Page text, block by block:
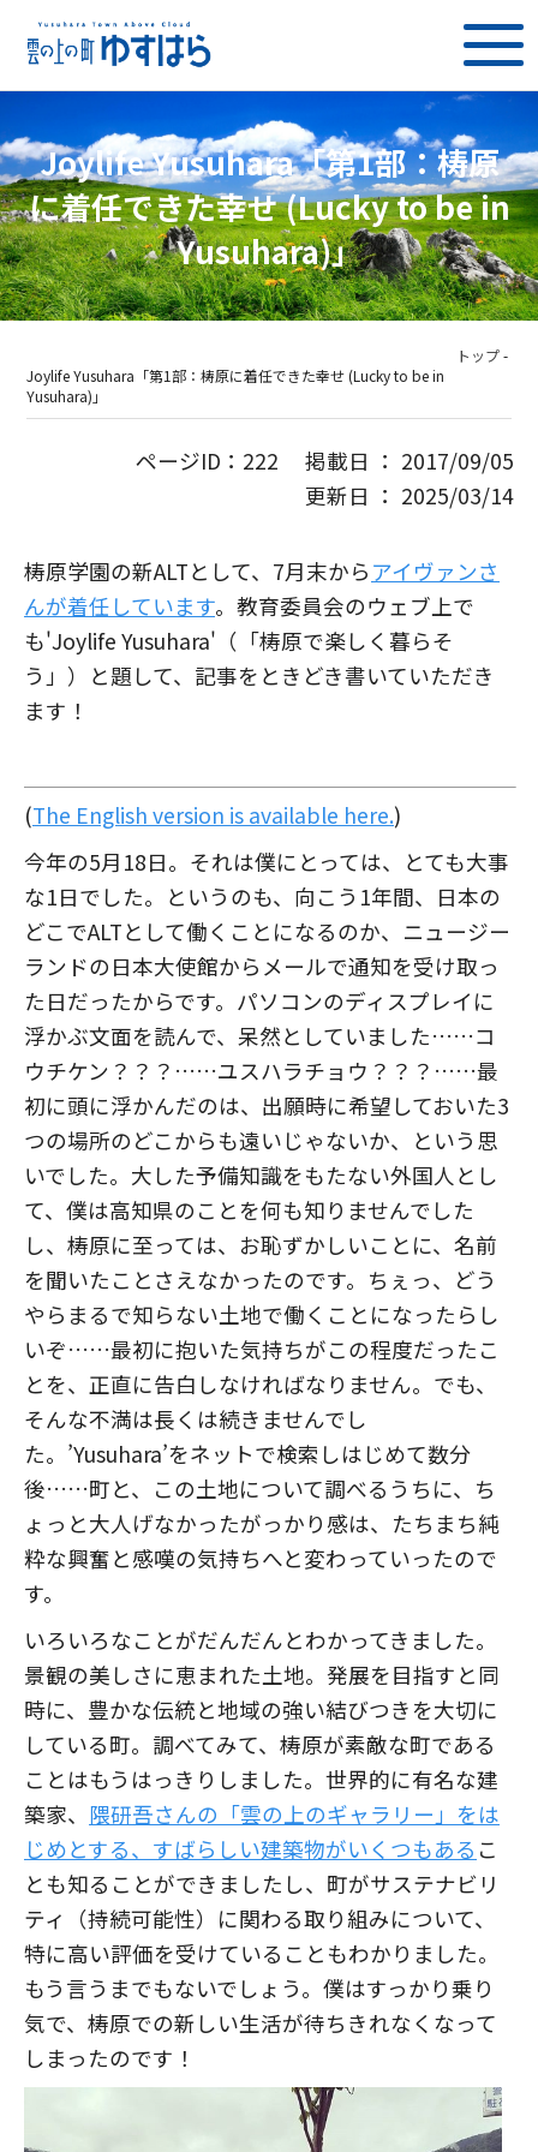
Joylife Yusuhara「第1部：梼原
に着任できた幸せ (Lucky to be in
Yusuhara)」
トップ-
Joylife Yusuhara「第1部：梼原に着任できた幸せ (Lucky to be in
Yusuhara)」
ページID：222 掲載日 ： 2017/09/05
更新日 ： 2025/03/14
梼原学園の新ALTとして、7月末から アイヴァンさ
んが着任しています。教育委員会のウェブ上で
も'Joylife Yusuhara'（「梼原で楽しく暮らそ
う」）と題して、記事をときどき書いていただき
ます！
(The English version is available here.)
今年の5月18日。それは僕にとっては、とても大事
な1日でした。というのも、向こう1年間、日本の
どこでALTとして働くことになるのか、ニュージー
ランドの日本大使館からメールで通知を受け取っ
た日だったからです。パソコンのディスプレイに
浮かぶ文面を読んで、呆然としていました……コ
ウチケン？？？……ユスハラチョウ？？？……最
初に頭に浮かんだのは、出願時に希望しておいた3
つの場所のどこからも遠いじゃないか、という思
いでした。大した予備知識をもたない外国人とし
て、僕は高知県のことを何も知りませんでした
し、梼原に至っては、お恥ずかしいことに、名前
を聞いたことさえなかったのです。ちぇっ、どう
やらまるで知らない土地で働くことになったらし
いぞ……最初に抱いた気持ちがこの程度だったこ
とを、正直に告白しなければなりません。でも、
そんな不満は長くは続きませんでし
た。’Yusuhara’をネットで検索しはじめて数分
後……町と、この土地について調べるうちに、ち
ょっと大人げなかったがっかり感は、たちまち純
粋な興奮と感嘆の気持ちへと変わっていったので
す。
いろいろなことがだんだんとわかってきました。
景観の美しさに恵まれた土地。発展を目指すと同
時に、豊かな伝統と地域の強い結びつきを大切に
している町。調べてみて、梼原が素敵な町である
ことはもうはっきりしました。世界的に有名な建
築家、 隈研吾さんの「雲の上のギャラリー」をは
じめとする、すばらしい建築物がいくつもある こ
とも知ることができましたし、町がサステナビリ
ティ（持続可能性）に関わる取り組みについて、
特に高い評価を受けていることもわかりました。
もう言うまでもないでしょう。僕はすっかり乗り
気で、梼原での新しい生活が待ちきれなくなって
しまったのです！